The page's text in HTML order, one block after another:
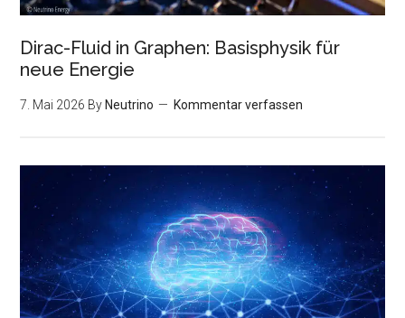
Dirac-Fluid in Graphen: Basisphysik für
neue Energie
7. Mai 2026 By Neutrino Kommentar verfassen